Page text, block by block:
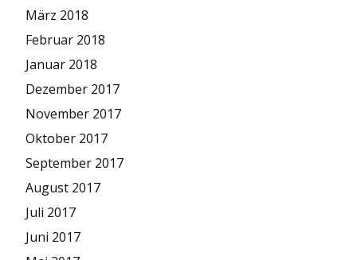
März 2018
Februar 2018
Januar 2018
Dezember 2017
November 2017
Oktober 2017
September 2017
August 2017
Juli 2017
Juni 2017